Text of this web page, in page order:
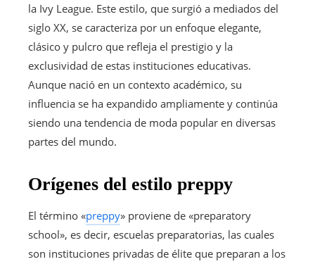
la Ivy League. Este estilo, que surgió a mediados del
siglo XX, se caracteriza por un enfoque elegante,
clásico y pulcro que refleja el prestigio y la
exclusividad de estas instituciones educativas.
Aunque nació en un contexto académico, su
influencia se ha expandido ampliamente y continúa
siendo una tendencia de moda popular en diversas
partes del mundo.
Orígenes del estilo preppy
El término «preppy» proviene de «preparatory
school», es decir, escuelas preparatorias, las cuales
son instituciones privadas de élite que preparan a los